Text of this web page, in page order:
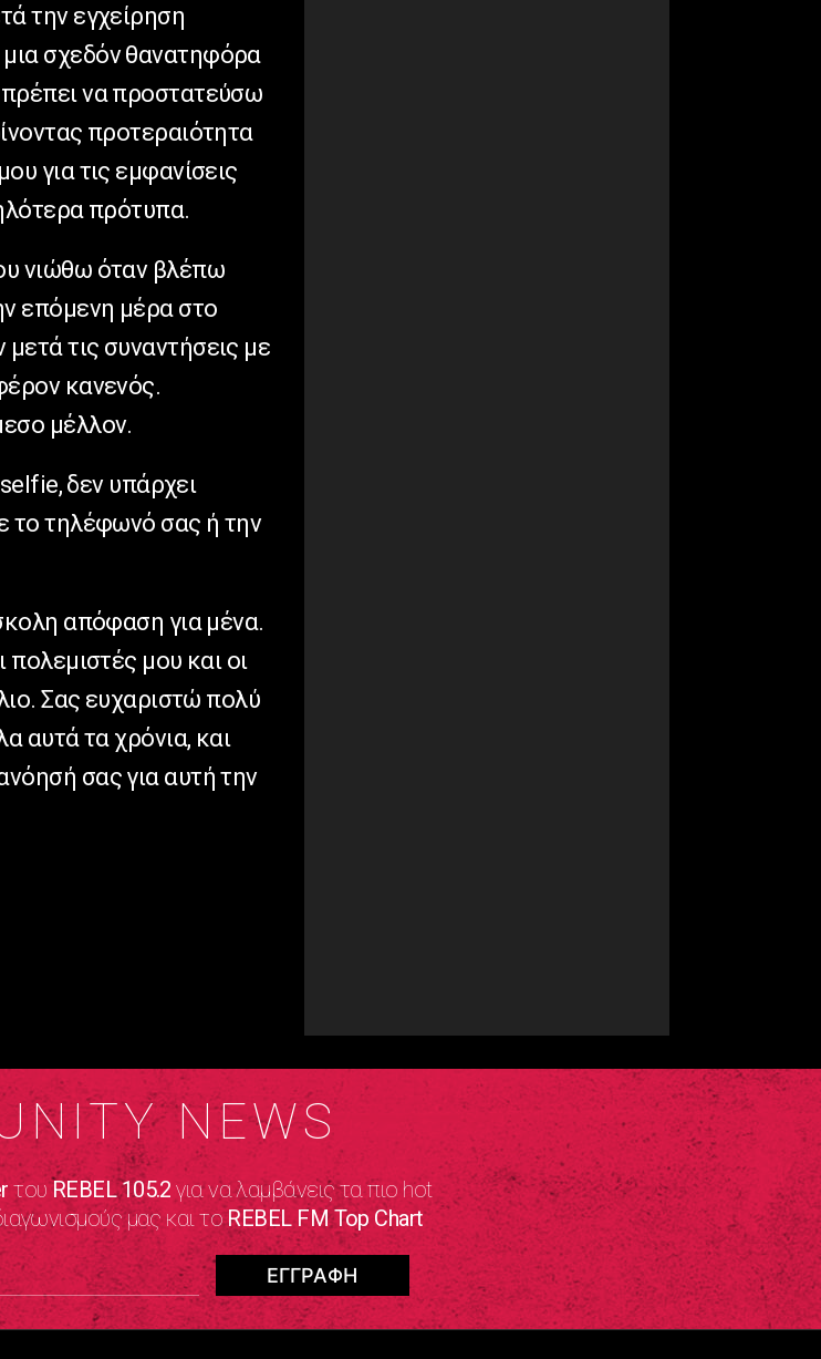
την εγχείρηση
σχεδόν θανατηφόρα
να προστατεύσω
προτεραιότητα
για τις εμφανίσεις
πρότυπα.
νιώθω όταν βλέπω
επόμενη μέρα στο
τις συναντήσεις με
κανενός.
μέλλον.
selfie, δεν υπάρχει
το τηλέφωνό σας ή την
απόφαση για μένα.
μου και οι
Σας ευχαριστώ πολύ
αυτά τα χρόνια, και
σας για αυτή την
NEWS
τουREBEL 105.2 για να λαμβάνεις τα πιο hot
μας και τοREBEL FM Top Chart